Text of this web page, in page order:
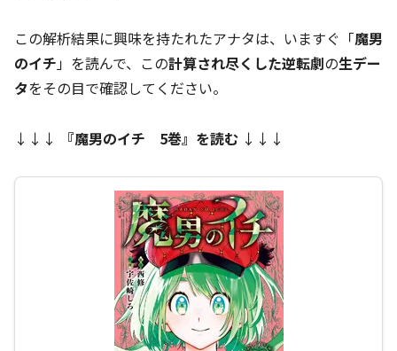
この解析結果に興味を持たれたアナタは、いますぐ「魔男
のイチ」を読んで、この計算され尽くした逆転劇の生デー
タをその目で確認してください。
↓↓↓ 『魔男のイチ 5巻』を読む ↓↓↓